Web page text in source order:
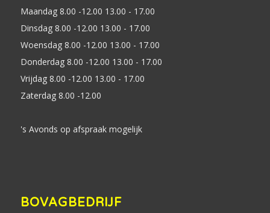
Maandag 8.00 -12.00 13.00 - 17.00
Dinsdag 8.00 -12.00 13.00 - 17.00
Woensdag 8.00 -12.00 13.00 - 17.00
Donderdag 8.00 -12.00 13.00 - 17.00
Vrijdag 8.00 -12.00 13.00 - 17.00
Zaterdag 8.00 -12.00
's Avonds op afspraak mogelijk
BOVAGBEDRIJF